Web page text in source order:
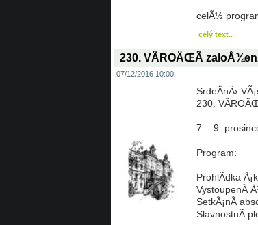
celÃ½
celý text..
230. VÃROÄŒÃ
07/12/2016 10:00
SrdeÄnÄ›
230.
7. - 9.
Program:
ProhlÃ­dka
VystoupenÃ­
SetkÃ¡nÃ­
SlavnostnÃ­